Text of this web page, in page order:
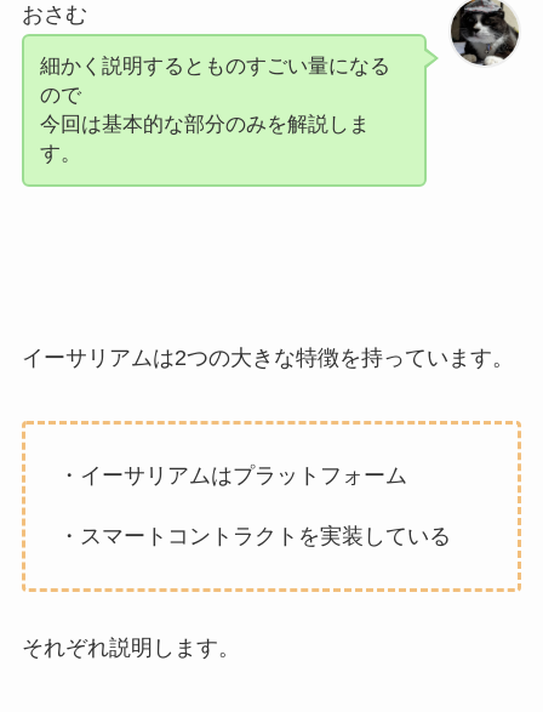
おさむ
細かく説明するとものすごい量になる
ので
今回は基本的な部分のみを解説しま
す。
イーサリアムは2つの大きな特徴を持っています。
・イーサリアムはプラットフォーム
・スマートコントラクトを実装している
それぞれ説明します。